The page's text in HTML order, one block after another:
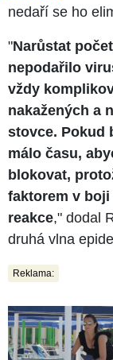
nedaří se ho
"Narůstat
nepodařilo
vždy
nakažených a
stovce. Pokud
málo času,
blokovat,
faktorem v
reakce," dodal
druhá vlna
Reklama: